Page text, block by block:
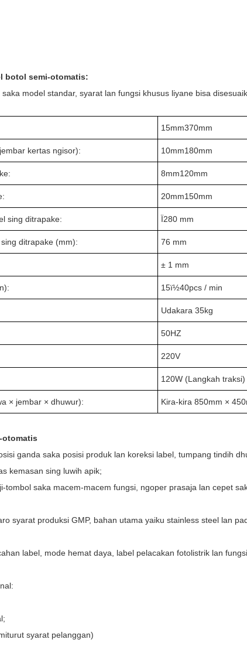
botol semi-otomatis:
model standar, syarat lan fungsi khusus liyane bisa
15mm370mm
kertas ngisor): 10mm180mm
8mm120mm
20mm150mm
sing ditrapake: Ï280 mm
ditrapake (mm): 76 mm
± 1 mm
15ï½40pcs / min
Udakara 35kg
50HZ
220V
120W (Langkah traksi)
× jembar × dhuwur): Kira-kira 850mm ×
otomatis
ganda saka posisi produk lan koreksi label, tumpang tindih
kemasan sing luwih apik;
tombol saka macem-macem fungsi, ngoper prasaja lan cepet
syarat produksi GMP, bahan utama yaiku stainless steel lan
label, mode hemat daya, label pelacakan fotolistrik lan
syarat pelanggan)